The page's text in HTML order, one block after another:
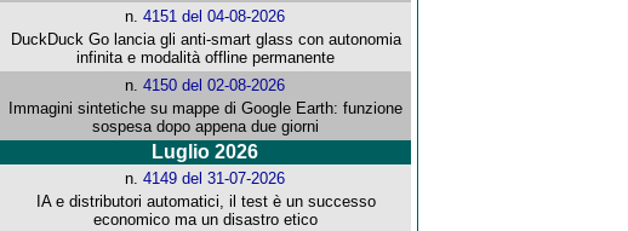
n.4151 del 04-08-2026
DuckDuck Go lancia gli anti-smart glass con autonomia
infinita e modalità offline permanente
n.4150 del 02-08-2026
Immagini sintetiche su mappe di Google Earth: funzione
sospesa dopo appena due giorni
Luglio 2026
n.4149 del 31-07-2026
IA e distributori automatici, il test è un successo
economico ma un disastro etico